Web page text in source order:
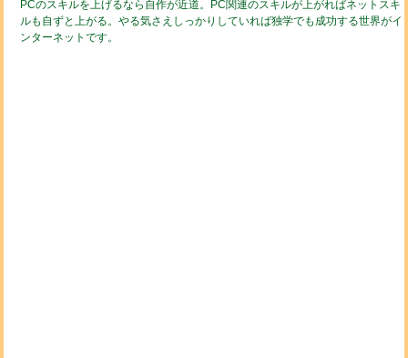
PCのスキルを上げるなら自作が近道。PC関連のスキルが上がればネットスキ
ルも自ずと上がる。やる気さえしっかりしていれば独学でも成功する世界がイ
ンターネットです。